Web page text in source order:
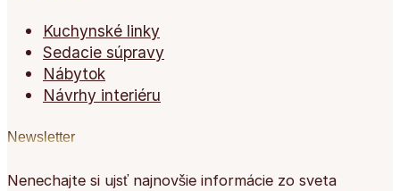
Kuchynské linky
Sedacie súpravy
Nábytok
Návrhy interiéru
Newsletter
Nenechajte si ujsť najnovšie informácie zo sveta